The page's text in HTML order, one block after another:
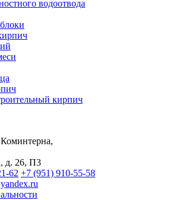
водоотвода
кирпич
д. 26, П3
62 +7 (951) 910-55-58